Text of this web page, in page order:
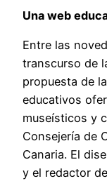
Una web
Entre las
transcurso de
propuesta de
educativos
museísticos y
Consejería de
Canaria. El
y el redactor